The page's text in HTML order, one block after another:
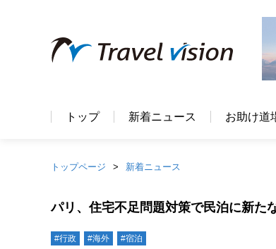
トップ 新着ニュース お助け道
トップページ 新着ニュース
パリ、住宅不足問題対策で民泊に新た
#行政 #海外 #宿泊